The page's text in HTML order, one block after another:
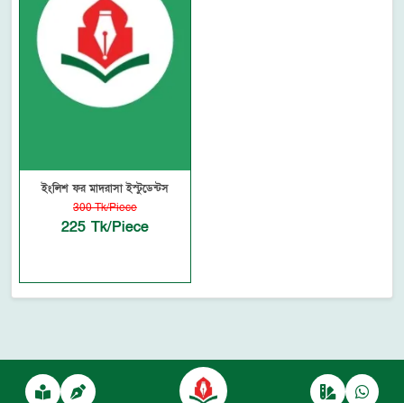
ইংলিশ ফর মাদরাসা ইস্টুডেন্টস
300 Tk/Piece
225 Tk/Piece
Powered by autofyBit, a product of autofy Solutions